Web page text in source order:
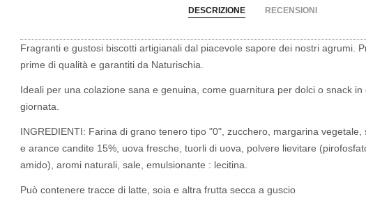
DESCRIZIONE RECENSIONI
Fragranti e gustosi biscotti artigianali dal piacevole sapore dei nostri agrumi.
prime di qualità e garantiti da Naturischia.
Ideali per una colazione sana e genuina, come guarnitura per dolci o snack
giornata.
INGREDIENTI: Farina di grano tenero tipo "0", zucchero, margarina
e arance candite 15%, uova fresche, tuorli di uova, polvere lievitare
amido), aromi naturali, sale, emulsionante : lecitina.
Può contenere tracce di latte, soia e altra frutta secca a guscio